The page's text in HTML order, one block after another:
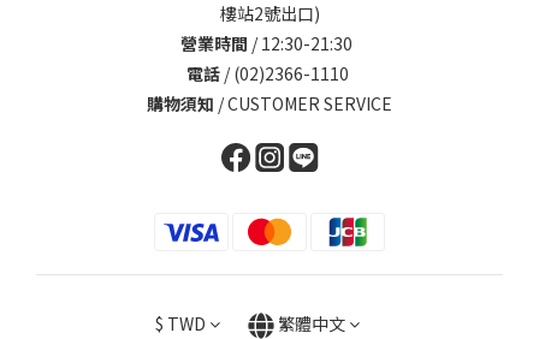
樓站2號出口)
營業時間 / 12:30-21:30
電話 / (02)2366-1110
購物須知 /CUSTOMER SERVICE
$ TWD 繁體中文